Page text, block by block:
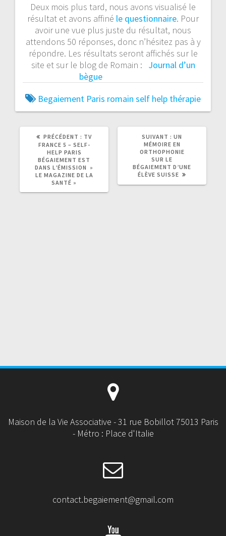
Deux mois plus tard, nous avons visualisé le
résultat et avons affiné le questionnaire. Pour
avoir une vue plus juste du résultat, nous
attendons 50 réponses, donc n’hésitez pas à y
répondre. Les résultats seront affichés sur le
site et sur le blog de Romain : Journal d’un
bègue
Begaiement Paris romain self help thérapie
PRÉCÉDENT : ARTICLE
PRÉCÉDENT
TV
FRANCE 5 – SELF-
HELP PARIS
BÉGAIEMENT EST
DANS L’ÉMISSION »
LE MAGAZINE DE LA
SANTÉ »
SUIVANT : ARTICLE
SUIVANT
:
UN
MÉMOIRE EN
ORTHOPHONIE
SUR LE
BÉGAIEMENT D’UNE
ÉLÈVE SUISSE
Maison de la Vie Associative - 31 rue Bobillot 75013 Paris
- Métro : Place d'Italie
contact.begaiement@gmail.com